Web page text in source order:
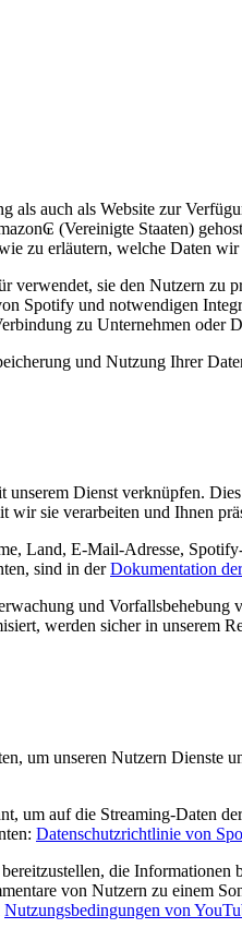
auch als Website zur
(Vereinigte Staaten)
zu erläutern, welche Daten wir
verwendet, sie den Nutzern
Spotify und notwendigen
zu Unternehmen oder
und Nutzung Ihrer
Dienst verknüpfen.
sie verarbeiten und Ihnen
Land, E-Mail-Adresse,
sind in derDokumentation
und
werden sicher in unserem
um unseren Nutzern Dienste
auf die Streaming-Daten
Datenschutzrichtlinie von
die
von Nutzern zu einem
Nutzungsbedingungen von